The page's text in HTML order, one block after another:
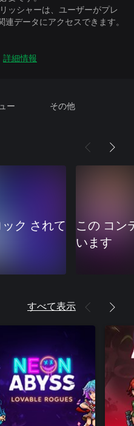
ッシャーは、ユーザーがプレ
データにアクセスできます。
詳細情報
ー その他
ク されて
この コン
います
すべて表示